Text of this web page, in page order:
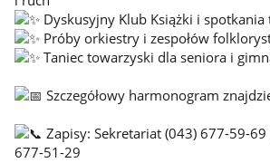
Dyskusyjny Klub Książki i spotkania
Próby orkiestry i zespołów
Taniec towarzyski dla seniora i
Szczegółowy harmonogram
Zapisy: Sekretariat (043) 677-59-
677-51-29